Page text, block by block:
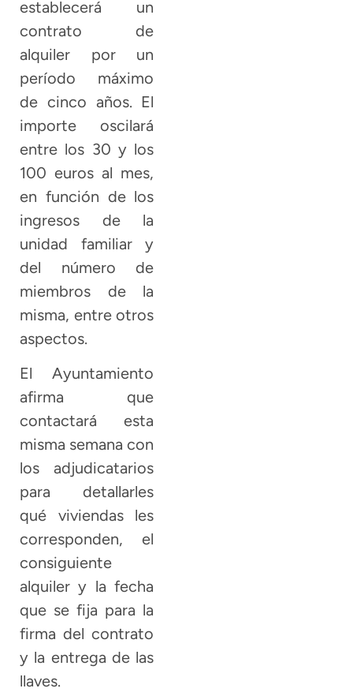
establecerá un
contrato de
alquiler por un
período máximo
de cinco años. El
importe oscilará
entre los 30 y los
100 euros al mes,
en función de los
ingresos de la
unidad familiar y
del número de
miembros de la
misma, entre otros
aspectos.
El Ayuntamiento
afirma que
contactará esta
misma semana con
los adjudicatarios
para detallarles
qué viviendas les
corresponden, el
consiguiente
alquiler y la fecha
que se fija para la
firma del contrato
y la entrega de las
llaves.